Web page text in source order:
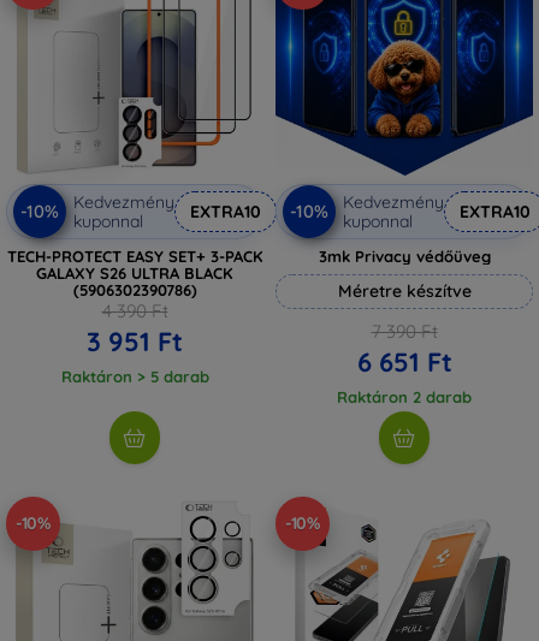
-10%
Kedvezmény
kuponnal
EXTRA10
TECH-PROTECT EASY SET+ 3-PACK
GALAXY S26 ULTRA BLACK
(5906302390786)
4 390 Ft
3 951 Ft
Raktáron > 5 darab
-10%
Kedvezmény
kuponnal
EXTRA10
3mk Privacy védőüveg
Méretre készítve
7 390 Ft
6 651 Ft
Raktáron 2 darab
-10% -10%